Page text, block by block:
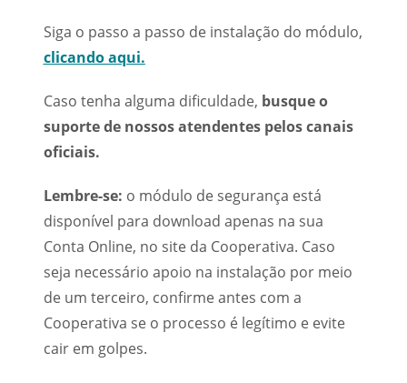
Siga o passo a passo de instalação do módulo,
clicando aqui.
Caso tenha alguma dificuldade, busque o
suporte de nossos atendentes pelos canais
oficiais.
Lembre-se: o módulo de segurança está
disponível para download apenas na sua
Conta Online, no site da Cooperativa. Caso
seja necessário apoio na instalação por meio
de um terceiro, confirme antes com a
Cooperativa se o processo é legítimo e evite
cair em golpes.